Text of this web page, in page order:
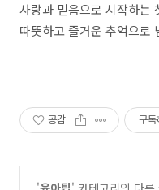
사랑과 믿음으로 시작하는
따뜻하고 즐거운 추억으로
공감 구독